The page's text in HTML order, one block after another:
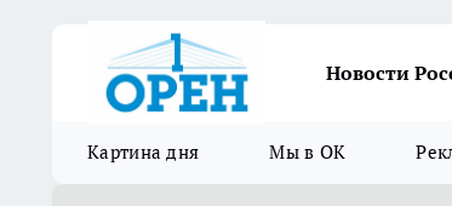
Новости
Картина дня Мы в ОК